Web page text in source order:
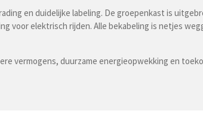
en duidelijke labeling. De groepenkast is
voor elektrisch rijden. Alle bekabeling is netjes
vermogens, duurzame energieopwekking en